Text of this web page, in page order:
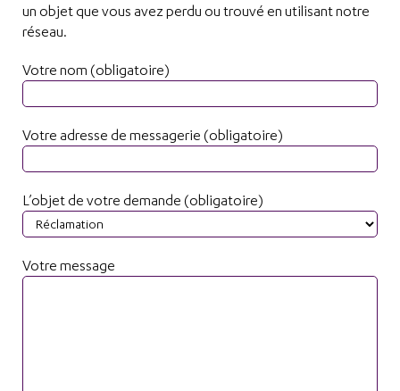
un objet que vous avez perdu ou trouvé en utilisant notre
réseau.
Votre nom (obligatoire)
Votre adresse de messagerie (obligatoire)
L’objet de votre demande (obligatoire)
Votre message